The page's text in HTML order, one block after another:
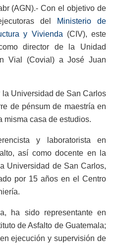
(AGN).- Con el objetivo de
del
Ministerio de
y Vivienda (CIV), este
director de la Unidad
Vial (Covial) a José Juan
la Universidad de San Carlos
de pénsum de maestría en
misma casa de estudios.
y laboratorista en
así como docente en la
Universidad de San Carlos,
por 15 años en el Centro
ha sido representante en
de Asfalto de Guatemala;
ejecución y supervisión de